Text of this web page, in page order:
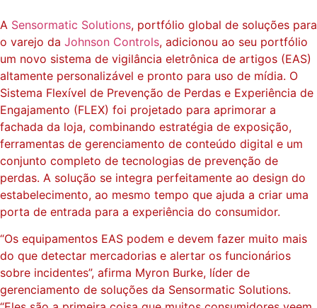
A Sensormatic Solutions, portfólio global de soluções para
o varejo da Johnson Controls, adicionou ao seu portfólio
um novo sistema de vigilância eletrônica de artigos (EAS)
altamente personalizável e pronto para uso de mídia. O
Sistema Flexível de Prevenção de Perdas e Experiência de
Engajamento (FLEX) foi projetado para aprimorar a
fachada da loja, combinando estratégia de exposição,
ferramentas de gerenciamento de conteúdo digital e um
conjunto completo de tecnologias de prevenção de
perdas. A solução se integra perfeitamente ao design do
estabelecimento, ao mesmo tempo que ajuda a criar uma
porta de entrada para a experiência do consumidor.
“Os equipamentos EAS podem e devem fazer muito mais
do que detectar mercadorias e alertar os funcionários
sobre incidentes”, afirma Myron Burke, líder de
gerenciamento de soluções da Sensormatic Solutions.